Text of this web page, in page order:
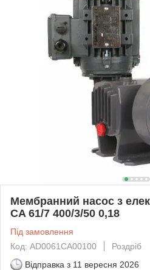
Мембранний насос з
CA 61/7 400/3/50 0,18
Під замовлення
Код: AD0061CA00100
Роздріб
Відправка з 11 вересня 2026